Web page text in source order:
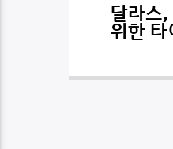
달라스
위한